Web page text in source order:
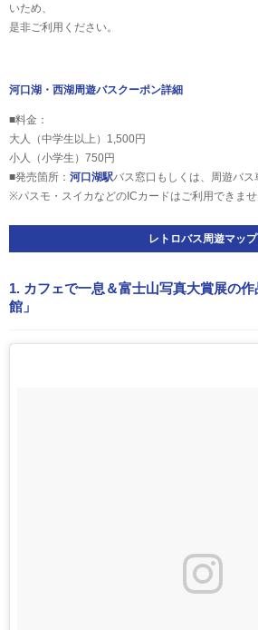
いため、
是非ご利用ください。
河口湖・西湖周遊バスクーポン詳細
■料金：
大人（中学生以上）1,500円
小人（小学生）750円
■発売箇所： 河口湖駅バス窓口もしくは、周遊バス
※パスモ・スイカなどのICカードはご利用できませ
レトロバス周遊マップ
1. カフェで一息＆富士山写真大賞展の
館」